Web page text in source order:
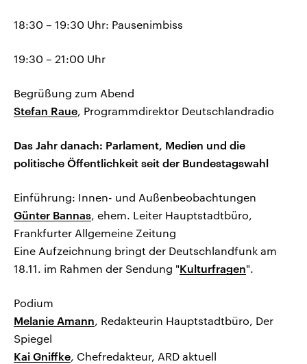
18:30 – 19:30 Uhr: Pausenimbiss
19:30 – 21:00 Uhr
Begrüßung zum Abend
Stefan Raue, Programmdirektor Deutschlandradio
Das Jahr danach: Parlament, Medien und die
politische Öffentlichkeit seit der Bundestagswahl
Einführung: Innen- und Außenbeobachtungen
Günter Bannas, ehem. Leiter Hauptstadtbüro,
Frankfurter Allgemeine Zeitung
Eine Aufzeichnung bringt der Deutschlandfunk am
18.11. im Rahmen der Sendung "Kulturfragen".
Podium
Melanie Amann, Redakteurin Hauptstadtbüro, Der
Spiegel
Kai Gniffke, Chefredakteur, ARD aktuell